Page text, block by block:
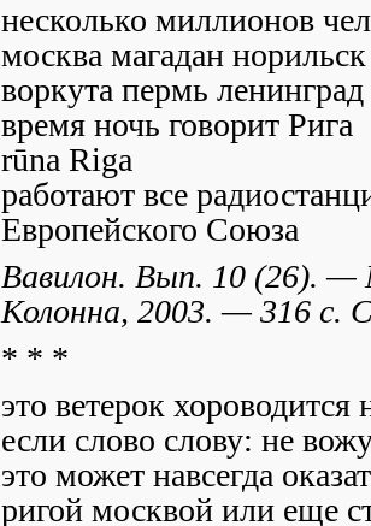
несколько миллионов
москва магадан норильск
воркута пермь ленинград
время ночь говорит Рига
rūna Riga
работают все
Европейского Союза
Вавилон. Вып. 10 (26).
Колонна, 2003. — 316 c.
* * *
это ветерок хороводится
если слово слову: не
это может навсегда
ригой москвой или еще